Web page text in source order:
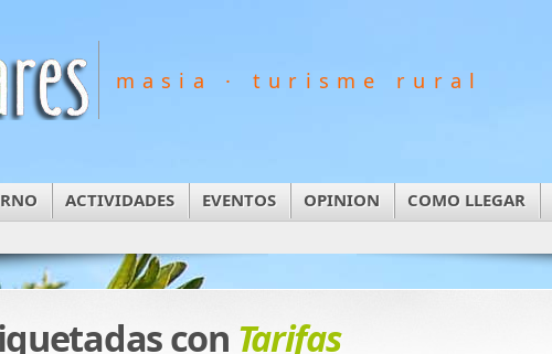
masia · turisme rural
ACTIVIDADES EVENTOS OPINION COMO LLEGAR
con Tarifas